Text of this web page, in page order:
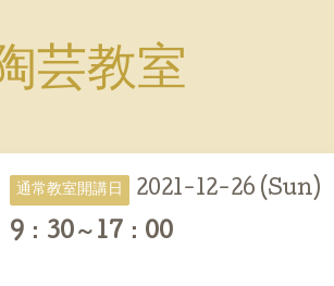
芸教室
通常教室開講日 2021-12-26 (Sun)
9：30～17：00